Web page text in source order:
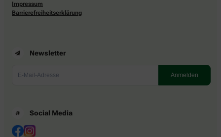
Impressum
Barrierefreiheitserklärung
Newsletter
Social Media